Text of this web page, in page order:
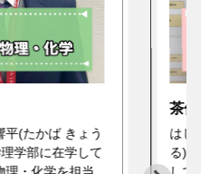
智瑠(ちゃい みち
環境学部に在学
戸川
はじ
です
して
国語